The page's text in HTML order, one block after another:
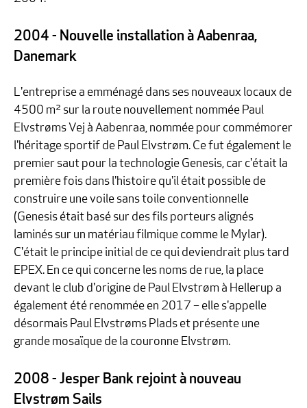
2004 - Nouvelle installation à Aabenraa,
Danemark
L'entreprise a emménagé dans ses nouveaux locaux de
4500 m² sur la route nouvellement nommée Paul
Elvstrøms Vej à Aabenraa, nommée pour commémorer
l'héritage sportif de Paul Elvstrøm. Ce fut également le
premier saut pour la technologie Genesis, car c'était la
première fois dans l'histoire qu'il était possible de
construire une voile sans toile conventionnelle
(Genesis était basé sur des fils porteurs alignés
laminés sur un matériau filmique comme le Mylar).
C'était le principe initial de ce qui deviendrait plus tard
EPEX. En ce qui concerne les noms de rue, la place
devant le club d'origine de Paul Elvstrøm à Hellerup a
également été renommée en 2017 – elle s'appelle
désormais Paul Elvstrøms Plads et présente une
grande mosaïque de la couronne Elvstrøm.
2008 - Jesper Bank rejoint à nouveau
Elvstrøm Sails